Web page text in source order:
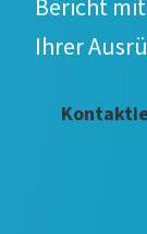
Bericht
Ihrer